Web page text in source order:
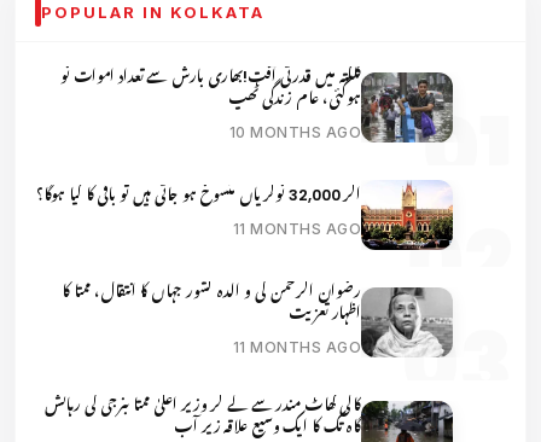
POPULAR IN KOLKATA
کلکتہ میں قدرتی آفت!بھاری بارش سے تعداد اموات نو
ہوگئی، عام زندگی ٹھپ
10 MONTHS AGO
اگر 32,000 نوکریاں منسوخ ہو جاتی ہیں تو باقی کا کیا ہوگا؟
11 MONTHS AGO
رضوان الرحمن کی و الدہ کشور جہاں کا انتقال، ممتا کا
اظہار تعزیت
11 MONTHS AGO
کالی گھاٹ مندر سے لے کر وزیر اعلیٰ ممتا بنرجی کی رہائش
گاہ تک کا ایک وسیع علاقہ زیر آب